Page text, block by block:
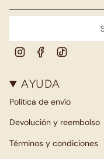
InstagramFacebook
AYUDA
Política de envío
Devolución y reembolso
Términos y condiciones